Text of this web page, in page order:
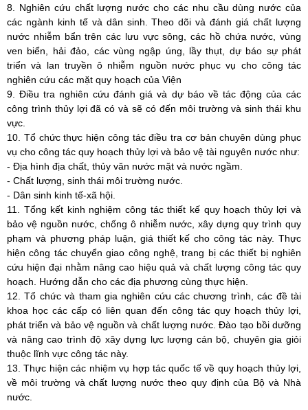
8. Nghiên cứu chất lượng nước cho các nhu cầu dùng nước của
các ngành kinh tế và dân sinh. Theo dõi và đánh giá chất lượng
nước nhiễm bẩn trên các lưu vực sông, các hồ chứa nước, vùng
ven biển, hải đảo, các vùng ngập úng, lầy thụt, dự báo sự phát
triển và lan truyền ô nhiễm nguồn nước phục vụ cho công tác
nghiên cứu các mặt quy hoạch của Viện
9. Điều tra nghiên cứu đánh giá và dự báo về tác động của các
công trình thủy lợi đã có và sẽ có đến môi trường và sinh thái khu
vực.
10. Tổ chức thực hiện công tác điều tra cơ bản chuyên dùng phục
vụ cho công tác quy hoạch thủy lợi và bảo vệ tài nguyên nước như:
- Địa hình địa chất, thủy văn nước mặt và nước ngầm.
- Chất lượng, sinh thái môi trường nước.
- Dân sinh kinh tế-xã hội.
11. Tổng kết kinh nghiệm công tác thiết kế quy hoạch thủy lợi và
bảo vệ nguồn nước, chống ô nhiễm nước, xây dựng quy trình quy
phạm và phương pháp luận, giá thiết kế cho công tác này. Thực
hiện công tác chuyển giao công nghệ, trang bị các thiết bị nghiên
cứu hiện đại nhằm nâng cao hiệu quả và chất lượng công tác quy
hoạch. Hướng dẫn cho các địa phương cùng thực hiện.
12. Tổ chức và tham gia nghiên cứu các chương trình, các đề tài
khoa học các cấp có liên quan đến công tác quy hoạch thủy lợi,
phát triển và bảo vệ nguồn và chất lượng nước. Đào tạo bồi dưỡng
và nâng cao trình độ xây dựng lực lượng cán bộ, chuyên gia giỏi
thuộc lĩnh vực công tác này.
13. Thực hiện các nhiệm vụ hợp tác quốc tế về quy hoạch thủy lợi,
về môi trường và chất lượng nước theo quy định của Bộ và Nhà
nước.